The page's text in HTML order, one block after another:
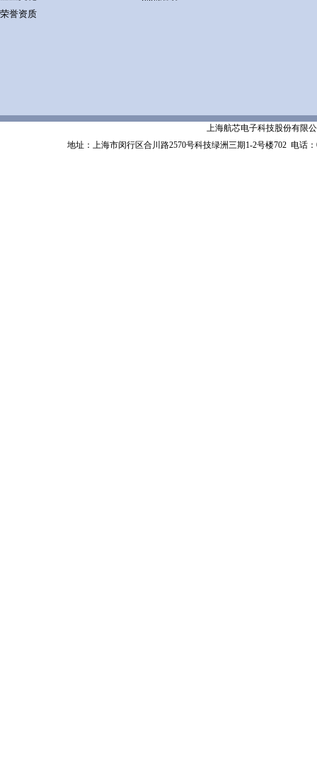
荣誉资质
上海航芯电子科技股份有限公
地址：上海市闵行区合川路2570号科技绿洲三期1-2号楼702 电话